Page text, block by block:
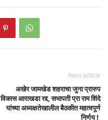
Next article
अखेर जामखेड शहराचा जुना प्रारुप
विकास आराखडा रद्द, सभापती प्रा राम शिंदे
यांच्या अध्यक्षतेखालील बैठकीत महत्वपूर्ण
निर्णय !